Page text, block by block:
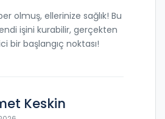
olmuş, ellerinize sağlık! Bu
işini kurabilir, gerçekten
bir başlangıç noktası!
Keskin